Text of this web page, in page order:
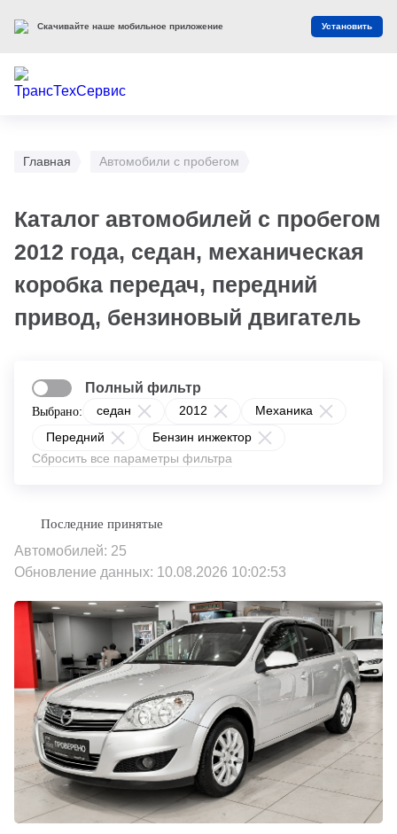
Главная Автомобили с пробегом
Каталог автомобилей с пробегом
2012 года, седан, механическая
коробка передач, передний
привод, бензиновый двигатель
Выбрано: седан 2012
Механика
Передний
Бензин инжектор
Сбросить все параметры фильтра
Полный фильтр
Автомобилей: 25
Обновление данных: 10.08.2026 10:02:53
Скачивайте наше мобильное приложение Установить